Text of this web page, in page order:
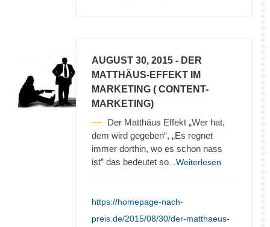
AUGUST 30, 2015 - DER
MATTHÄUS-EFFEKT IM
MARKETING ( CONTENT-
MARKETING)
Der Matthäus Effekt „Wer hat,
dem wird gegeben“, „Es regnet
immer dorthin, wo es schon nass
ist” das bedeutet so ...Weiterlesen
https://homepage-nach-
preis.de/2015/08/30/der-matthaeus-